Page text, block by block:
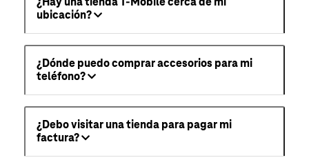
ubicación?
¿Dónde puedo comprar accesorios para mi
teléfono?
¿Debo visitar una tienda para pagar mi
factura?